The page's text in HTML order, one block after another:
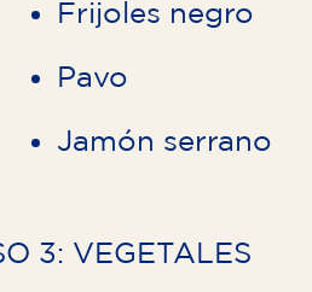
Frijoles negro
Pavo
Jamón serrano
3: VEGETALES